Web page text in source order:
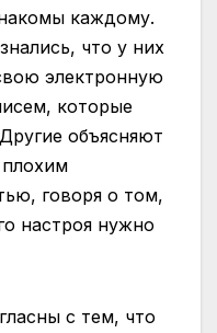
каждому.
что у них
электронную
которые
объясняют
говоря о том,
настроя нужно
с тем, что